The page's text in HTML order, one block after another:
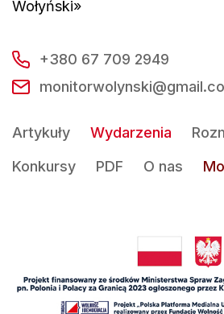
Wołyński»
+380 67 709 2949
Artykuły Wydarzenia
Konkursy
PDF O nas